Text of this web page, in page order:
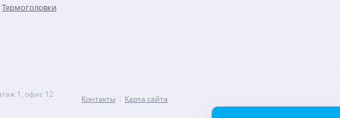
Термоголовки
1, офис 12
Контакты Карта сайта